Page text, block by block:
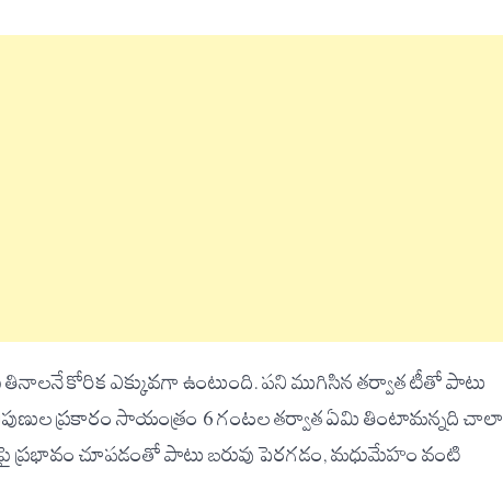
కోరిక ఎక్కువగా ఉంటుంది. పని ముగిసిన తర్వాత టీతో పాటు
ప్రకారం సాయంత్రం 6 గంటల తర్వాత ఏమి తింటామన్నది చాలా
చూపడంతో పాటు బరువు పెరగడం, మధుమేహం వంటి